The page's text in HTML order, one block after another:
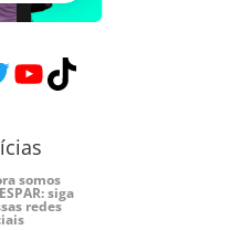
YouTube
TikTok
somos
siga
redes